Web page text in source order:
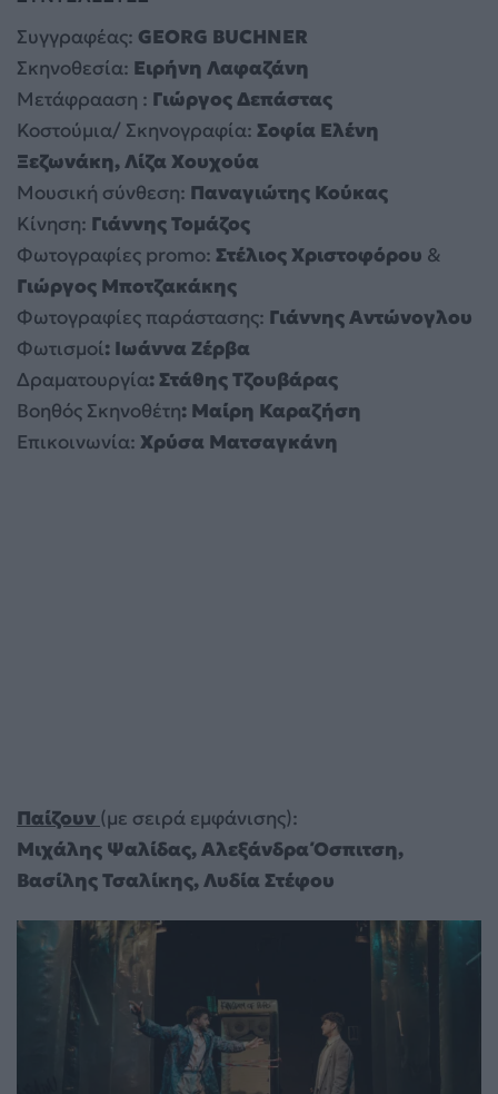
Συγγραφέας: GEORG BUCHNER
Σκηνοθεσία: Ειρήνη Λαφαζάνη
Μετάφρααση : Γιώργος Δεπάστας
Κοστούμια/ Σκηνογραφία: Σοφία Ελένη
Ξεζωνάκη, Λίζα Χουχούα
Μουσική σύνθεση: Παναγιώτης Κούκας
Κίνηση: Γιάννης Τομάζος
Φωτογραφίες promo: Στέλιος Χριστοφόρου &
Γιώργος Μποτζακάκης
Φωτογραφίες παράστασης: Γιάννης Αντώνογλου
Φωτισμοί: Ιωάννα Ζέρβα
Δραματουργία: Στάθης Τζουβάρας
Βοηθός Σκηνοθέτη: Μαίρη Καραζήση
Επικοινωνία: Χρύσα Ματσαγκάνη
Παίζουν (με σειρά εμφάνισης):
Μιχάλης Ψαλίδας, Αλεξάνδρα Όσπιτση,
Βασίλης Τσαλίκης, Λυδία Στέφου